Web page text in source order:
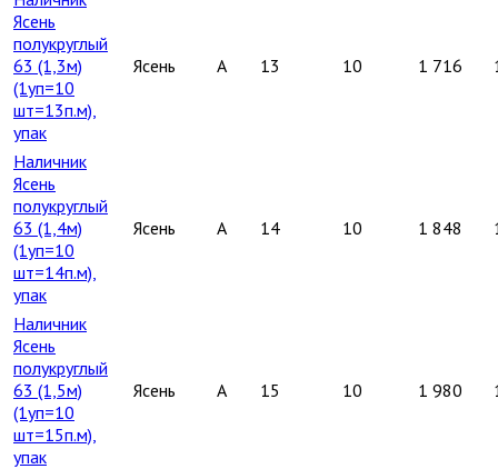
Ясень
полукруглый
63 (1,3м)
(1уп=10
шт=13п.м),
упак
Ясень A 13 10 1 716
Наличник
Ясень
полукруглый
63 (1,4м)
(1уп=10
шт=14п.м),
упак
Ясень A 14 10 1 848
Наличник
Ясень
полукруглый
63 (1,5м)
(1уп=10
шт=15п.м),
упак
Ясень A 15 10 1 980